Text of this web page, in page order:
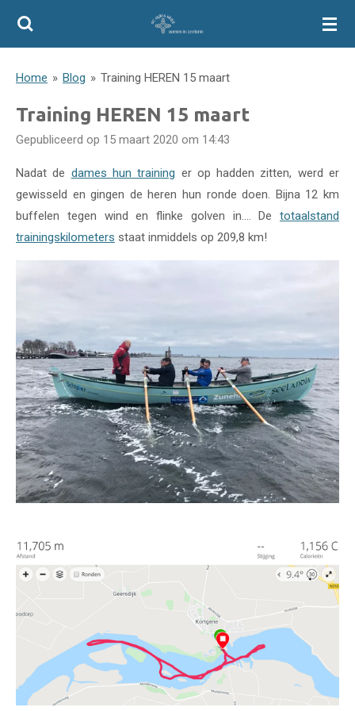
Ga
de
hoofdinhoud
Home » Blog » Training HEREN 15 maart
Training HEREN 15 maart
Gepubliceerd op 15 maart 2020 om 14:43
Nadat de dames hun training er op hadden zitten, werd er
gewisseld en gingen de heren hun ronde doen. Bijna 12 km
buffelen tegen wind en flinke golven in.... De totaalstand
trainingskilometers staat inmiddels op 209,8 km!